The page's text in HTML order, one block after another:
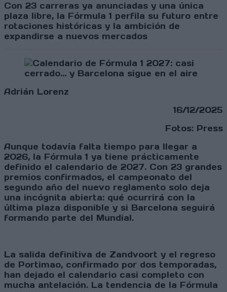
Con 23 carreras ya anunciadas y una única
plaza libre, la Fórmula 1 perfila su futuro entre
rotaciones históricas y la ambición de
expandirse a nuevos mercados
Adrián Lorenz
16/12/2025
Fotos: Press
Aunque todavía falta tiempo para llegar a
2026, la Fórmula 1 ya tiene prácticamente
definido el calendario de 2027. Con 23 grandes
premios confirmados, el campeonato del
segundo año del nuevo reglamento solo deja
una incógnita abierta: qué ocurrirá con la
última plaza disponible y si Barcelona seguirá
formando parte del Mundial.
La salida definitiva de Zandvoort y el regreso
de Portimao, confirmado por dos temporadas,
han dejado el calendario casi completo con
mucha antelación. La tendencia de la Fórmula